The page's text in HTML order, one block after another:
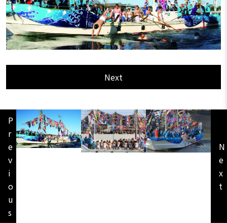
Next
P
r
e
v
i
o
u
s
N
e
x
t